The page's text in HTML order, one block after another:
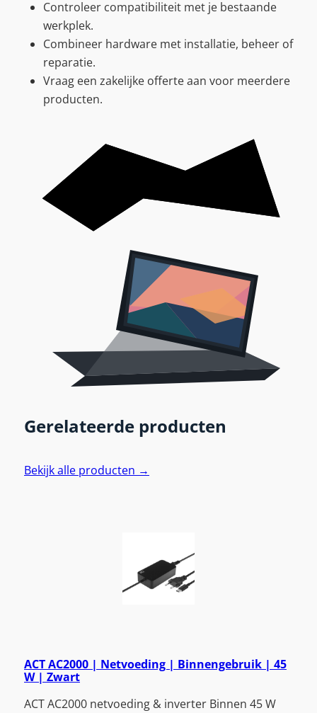
Controleer compatibiliteit met je bestaande
werkplek.
Combineer hardware met installatie, beheer of
reparatie.
Vraag een zakelijke offerte aan voor meerdere
producten.
Gerelateerde producten
Bekijk alle producten →
ACT AC2000 | Netvoeding | Binnengebruik | 45
W | Zwart
ACT AC2000 netvoeding & inverter Binnen 45 W